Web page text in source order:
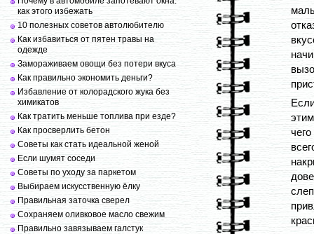
как этого избежать
10 полезных советов автолюбителю
Как избавиться от пятен травы на
одежде
Замораживаем овощи без потери вкуса
Как правильно экономить деньги?
Избавление от колорадского жука без
химикатов
Как тратить меньше топлива при езде?
Как просверлить бетон
Советы как стать идеальной женой
Если шумят соседи
Советы по уходу за паркетом
Выбираем искусственную ёлку
Правильная заточка сверел
Сохраняем оливковое масло свежим
Правильно завязываем галстук